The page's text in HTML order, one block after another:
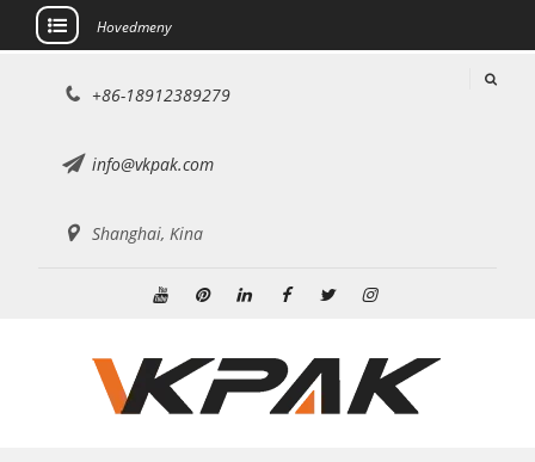
Hovedmeny
+86-18912389279
info@vkpak.com
Shanghai, Kina